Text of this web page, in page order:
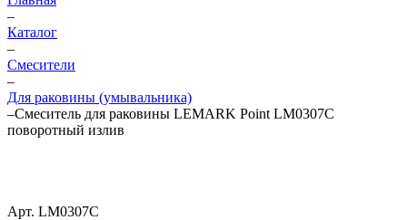
–
Каталог
–
Смесители
–
Для раковины (умывальника)
–Смеситель для раковины LEMARK Point LM0307C
поворотный излив
Арт. LM0307C